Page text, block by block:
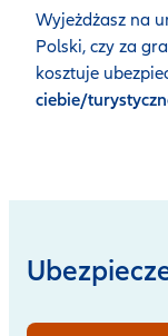
Wyjeżdżasz na
Polski, czy za
kosztuje
ciebie/